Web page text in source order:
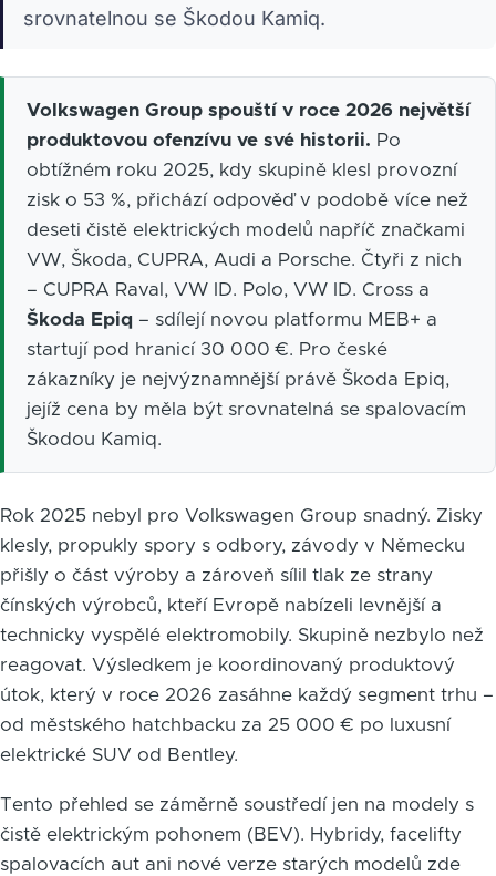
srovnatelnou se Škodou Kamiq.
Volkswagen Group spouští v roce 2026 největší
produktovou ofenzívu ve své historii. Po
obtížném roku 2025, kdy skupině klesl provozní
zisk o 53 %, přichází odpověď v podobě více než
deseti čistě elektrických modelů napříč značkami
VW, Škoda, CUPRA, Audi a Porsche. Čtyři z nich
– CUPRA Raval, VW ID. Polo, VW ID. Cross a
Škoda Epiq – sdílejí novou platformu MEB+ a
startují pod hranicí 30 000 €. Pro české
zákazníky je nejvýznamnější právě Škoda Epiq,
jejíž cena by měla být srovnatelná se spalovacím
Škodou Kamiq.
Rok 2025 nebyl pro Volkswagen Group snadný. Zisky
klesly, propukly spory s odbory, závody v Německu
přišly o část výroby a zároveň sílil tlak ze strany
čínských výrobců, kteří Evropě nabízeli levnější a
technicky vyspělé elektromobily. Skupině nezbylo než
reagovat. Výsledkem je koordinovaný produktový
útok, který v roce 2026 zasáhne každý segment trhu –
od městského hatchbacku za 25 000 € po luxusní
elektrické SUV od Bentley.
Tento přehled se záměrně soustředí jen na modely s
čistě elektrickým pohonem (BEV). Hybridy, facelifty
spalovacích aut ani nové verze starých modelů zde